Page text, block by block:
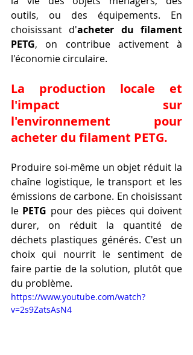
outils, ou des équipements. En
choisissant d'acheter du filament
PETG, on contribue activement à
l'économie circulaire.
La production locale et
l'impact sur
l'environnement pour
acheter du filament PETG.
Produire soi-même un objet réduit la
chaîne logistique, le transport et les
émissions de carbone. En choisissant
le PETG pour des pièces qui doivent
durer, on réduit la quantité de
déchets plastiques générés. C'est un
choix qui nourrit le sentiment de
faire partie de la solution, plutôt que
du problème.
https://www.youtube.com/watch?
v=2s9ZatsAsN4